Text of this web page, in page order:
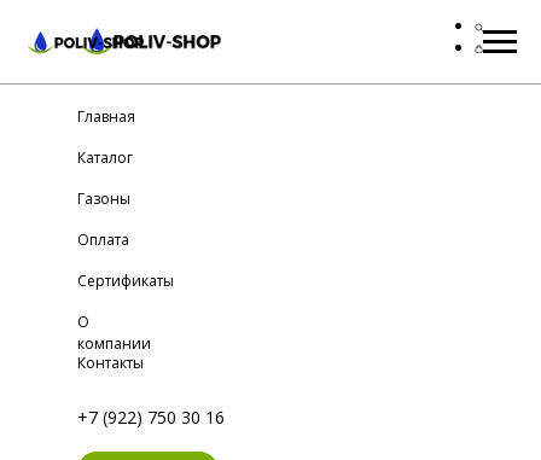
+7 (922) 750 30 16
Главная
Каталог
Газоны
Оплата
Сертификаты
О
компании
Контакты